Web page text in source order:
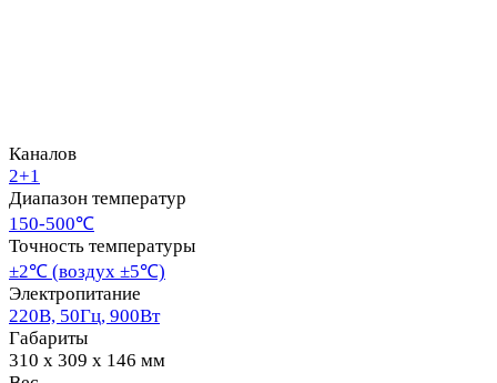
Каналов
2+1
Диапазон температур
150-500℃
Точность температуры
±2℃ (воздух ±5℃)
Электропитание
220В, 50Гц, 900Вт
Габариты
310 x 309 x 146 мм